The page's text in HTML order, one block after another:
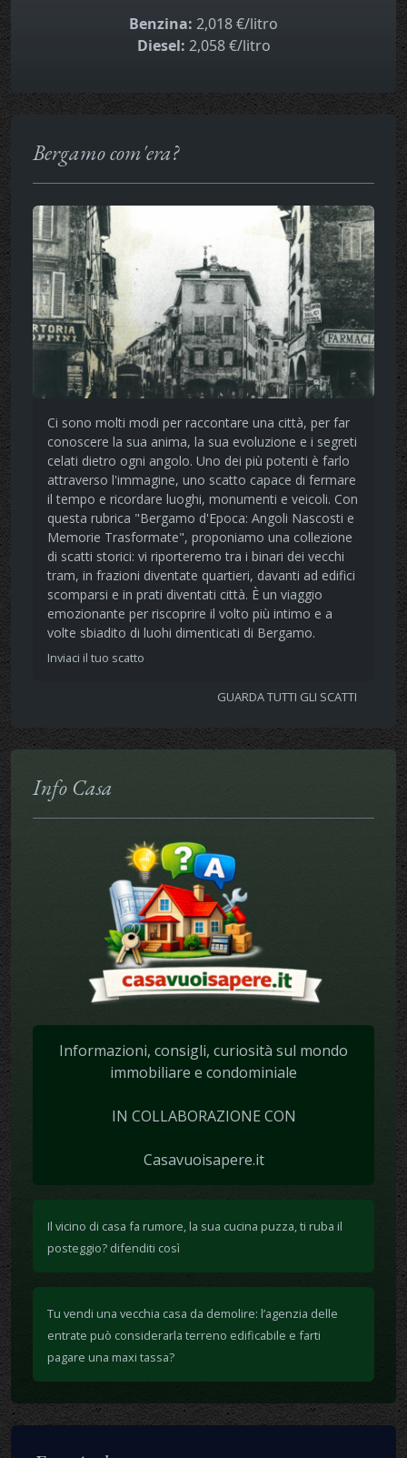
Benzina: 2,018 €/litro
Diesel: 2,058 €/litro
Bergamo com'era?
Ci sono molti modi per raccontare una città, per far
conoscere la sua anima, la sua evoluzione e i segreti
celati dietro ogni angolo. Uno dei più potenti è farlo
attraverso l'immagine, uno scatto capace di fermare
il tempo e ricordare luoghi, monumenti e veicoli. Con
questa rubrica "Bergamo d'Epoca: Angoli Nascosti e
Memorie Trasformate", proponiamo una collezione
di scatti storici: vi riporteremo tra i binari dei vecchi
tram, in frazioni diventate quartieri, davanti ad edifici
scomparsi e in prati diventati città. È un viaggio
emozionante per riscoprire il volto più intimo e a
volte sbiadito di luohi dimenticati di Bergamo.
Inviaci il tuo scatto
GUARDA TUTTI GLI SCATTI
Info Casa
Informazioni, consigli, curiosità sul mondo
immobiliare e condominiale
IN COLLABORAZIONE CON
Casavuoisapere.it
Il vicino di casa fa rumore, la sua cucina puzza, ti ruba il
posteggio? difenditi così
Tu vendi una vecchia casa da demolire: l’agenzia delle
entrate può considerarla terreno edificabile e farti
pagare una maxi tassa?